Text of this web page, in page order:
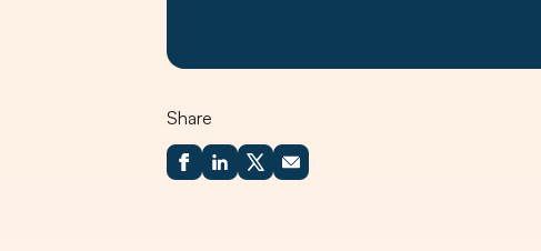
Share